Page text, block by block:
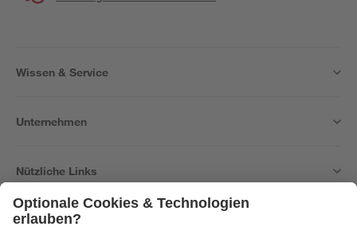
Wissen & Service
Unternehmen
Nützliche Links